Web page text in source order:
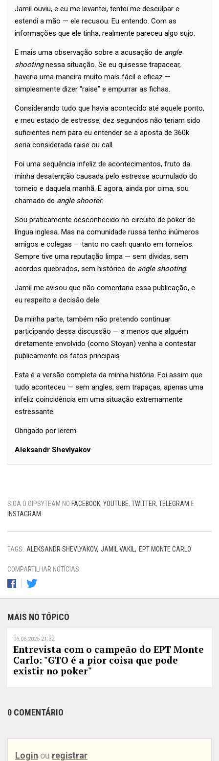
Jamil ouviu, e eu me levantei, tentei me desculpar e
estendi a mão — ele recusou. Eu entendo. Com as
informações que ele tinha, realmente pareceu algo sujo.
E mais uma observação sobre a acusação de angle
shootingnessa situação. Se eu quisesse trapacear,
haveria uma maneira muito mais fácil e eficaz —
simplesmente dizer “raise” e empurrar as fichas.
Considerando tudo que havia acontecido até aquele ponto,
e meu estado de estresse, dez segundos não teriam sido
suficientes nem para eu entender se a aposta de 360k
seria considerada raise ou call.
Foi uma sequência infeliz de acontecimentos, fruto da
minha desatenção causada pelo estresse acumulado do
torneio e daquela manhã. E agora, ainda por cima, sou
chamado de angle shooter.
Sou praticamente desconhecido no circuito de poker de
língua inglesa. Mas na comunidade russa tenho inúmeros
amigos e colegas — tanto no cash quanto em torneios.
Sempre tive uma reputação limpa — sem dívidas, sem
acordos quebrados, sem histórico de angle shooting.
Jamil me avisou que não comentaria essa publicação, e
eu respeito a decisão dele.
Da minha parte, também não pretendo continuar
participando dessa discussão — a menos que alguém
diretamente envolvido (como Stoyan) venha a contestar
publicamente os fatos principais.
Esta é a versão completa da minha história. Foi assim que
tudo aconteceu — sem angles, sem trapaças, apenas uma
infeliz coincidência em uma situação extremamente
estressante.
Obrigado por lerem.
Aleksandr Shevlyakov
SIGA O GIPSYTEAM NO FACEBOOK, YOUTUBE, TWITTER, TELEGRAM E
INSTAGRAM
TAGS: ALEKSANDR SHEVLYAKOV JAMIL VAKIL EPT MONTE CARLO
COMPARTILHAR NOTÍCIAS
MAIS NO TÓPICO
06.06.2025 21:32
Entrevista com o campeão do EPT Monte
Carlo: "GTO é a pior coisa que pode
existir no poker"
0 COMENTÁRIO
Login ou registrar